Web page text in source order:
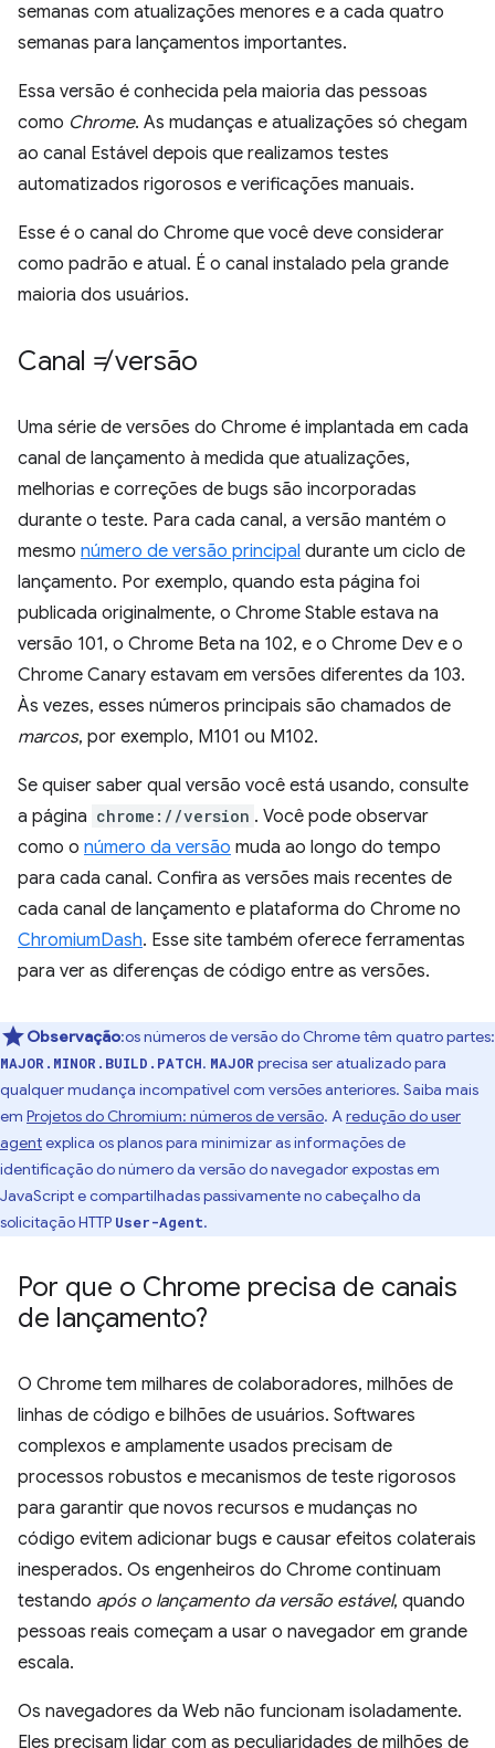
semanas com atualizações menores e a cada quatro
semanas para lançamentos importantes.
Essa versão é conhecida pela maioria das pessoas
como Chrome. As mudanças e atualizações só chegam
ao canal Estável depois que realizamos testes
automatizados rigorosos e verificações manuais.
Esse é o canal do Chrome que você deve considerar
como padrão e atual. É o canal instalado pela grande
maioria dos usuários.
Canal ≠ versão
Uma série de versões do Chrome é implantada em cada
canal de lançamento à medida que atualizações,
melhorias e correções de bugs são incorporadas
durante o teste. Para cada canal, a versão mantém o
mesmo número de versão principal durante um ciclo de
lançamento. Por exemplo, quando esta página foi
publicada originalmente, o Chrome Stable estava na
versão 101, o Chrome Beta na 102, e o Chrome Dev e o
Chrome Canary estavam em versões diferentes da 103.
Às vezes, esses números principais são chamados de
marcos, por exemplo, M101 ou M102.
Se quiser saber qual versão você está usando, consulte
a página chrome://version . Você pode observar
como o número da versão muda ao longo do tempo
para cada canal. Confira as versões mais recentes de
cada canal de lançamento e plataforma do Chrome no
ChromiumDash. Esse site também oferece ferramentas
para ver as diferenças de código entre as versões.
Observação:os números de versão do Chrome têm quatro partes:
MAJOR.MINOR.BUILD.PATCH. MAJOR precisa ser atualizado para
qualquer mudança incompatível com versões anteriores. Saiba mais
em Projetos do Chromium: números de versão. Aredução do user
agentexplica os planos para minimizar as informações de
identificação do número da versão do navegador expostas em
JavaScript e compartilhadas passivamente no cabeçalho da
solicitação HTTP User-Agent.
Por que o Chrome precisa de canais
de lançamento?
O Chrome tem milhares de colaboradores, milhões de
linhas de código e bilhões de usuários. Softwares
complexos e amplamente usados precisam de
processos robustos e mecanismos de teste rigorosos
para garantir que novos recursos e mudanças no
código evitem adicionar bugs e causar efeitos colaterais
inesperados. Os engenheiros do Chrome continuam
testando após o lançamento da versão estável, quando
pessoas reais começam a usar o navegador em grande
escala.
Os navegadores da Web não funcionam isoladamente.
Eles precisam lidar com as peculiaridades de milhões de